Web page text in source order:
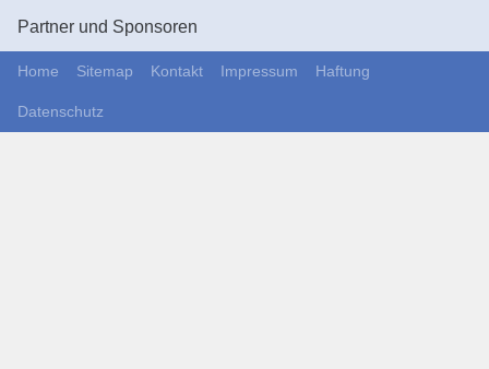
Partner und Sponsoren
Home Sitemap Kontakt Impressum Haftung
Datenschutz